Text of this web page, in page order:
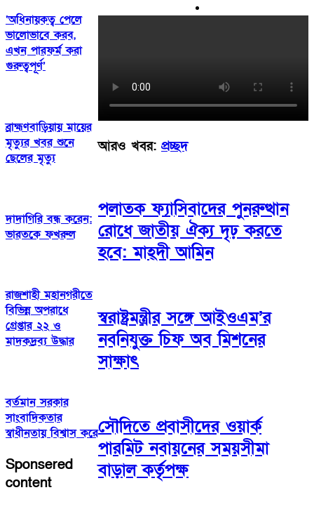
‘অধিনায়কত্ব পেলে
ভালোভাবে করব,
এখন পারফর্ম করা
গুরুত্বপূর্ণ’
ব্রাহ্মণবাড়িয়ায় মায়ের
মৃত্যুর খবর শুনে
ছেলের মৃত্যু
দাদাগিরি বন্ধ করেন:
ভারতকে ফখরুল
রাজশাহী মহানগরীতে
বিভিন্ন অপরাধে
গ্রেপ্তার ২২ ও
মাদকদ্রব্য উদ্ধার
বর্তমান সরকার
সাংবাদিকতার
স্বাধীনতায় বিশ্বাস করে
Sponsered
content
আরও খবর: প্রচ্ছদ
পলাতক ফ্যাসিবাদের পুনরুত্থান
রোধে জাতীয় ঐক্য দৃঢ় করতে
হবে: মাহ্দী আমিন
স্বরাষ্ট্রমন্ত্রীর সঙ্গে আইওএম’র
নবনিযুক্ত চিফ অব মিশনের
সাক্ষাৎ
সৌদিতে প্রবাসীদের ওয়ার্ক
পারমিট নবায়নের সময়সীমা
বাড়াল কর্তৃপক্ষ